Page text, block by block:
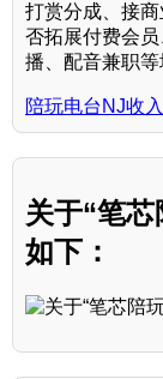
打赏分成、接
否拓展付费会
播、配音兼职等
陪玩电台NJ收入
关于“笔
如下：